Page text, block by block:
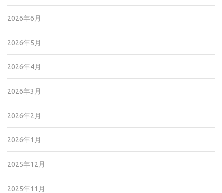
2026年6月
2026年5月
2026年4月
2026年3月
2026年2月
2026年1月
2025年12月
2025年11月